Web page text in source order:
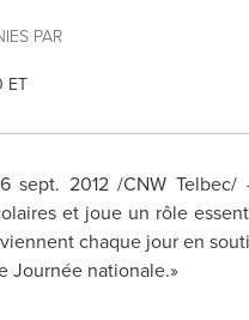
PAR
ET
sept. 2012/CNW Telbec/
et joue un rôle
chaque jour en
Journée nationale.»